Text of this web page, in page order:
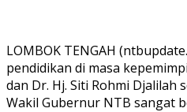
LOMBOK TENGAH
pendidikan di masa
dan Dr. Hj. Siti Rohmi Djalilah
Wakil Gubernur NTB sangat